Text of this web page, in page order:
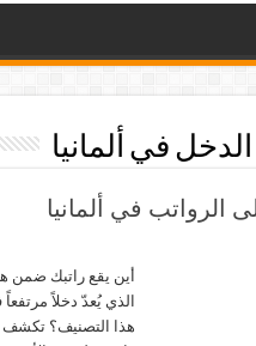
في ألمانيا
الرواتب في ألمانيا
أين يقع راتبك ضمن
الذي يُعدّ دخلاً
هذا التصنيف؟ تكشف